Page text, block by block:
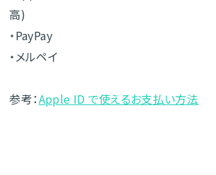
高)
・PayPay
・メルペイ
参考：Apple ID で使えるお支払い方法